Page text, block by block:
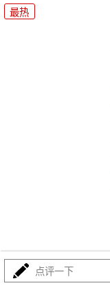
最热
点评一下